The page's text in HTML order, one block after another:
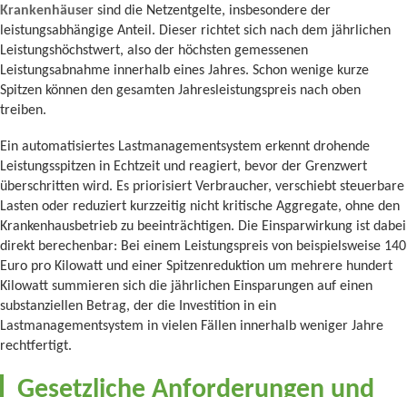
Krankenhäuser sind die Netzentgelte, insbesondere der
leistungsabhängige Anteil. Dieser richtet sich nach dem jährlichen
Leistungshöchstwert, also der höchsten gemessenen
Leistungsabnahme innerhalb eines Jahres. Schon wenige kurze
Spitzen können den gesamten Jahresleistungspreis nach oben
treiben.
Ein automatisiertes Lastmanagementsystem erkennt drohende
Leistungsspitzen in Echtzeit und reagiert, bevor der Grenzwert
überschritten wird. Es priorisiert Verbraucher, verschiebt steuerbare
Lasten oder reduziert kurzzeitig nicht kritische Aggregate, ohne den
Krankenhausbetrieb zu beeinträchtigen. Die Einsparwirkung ist dabei
direkt berechenbar: Bei einem Leistungspreis von beispielsweise 140
Euro pro Kilowatt und einer Spitzenreduktion um mehrere hundert
Kilowatt summieren sich die jährlichen Einsparungen auf einen
substanziellen Betrag, der die Investition in ein
Lastmanagementsystem in vielen Fällen innerhalb weniger Jahre
rechtfertigt.
Gesetzliche Anforderungen und